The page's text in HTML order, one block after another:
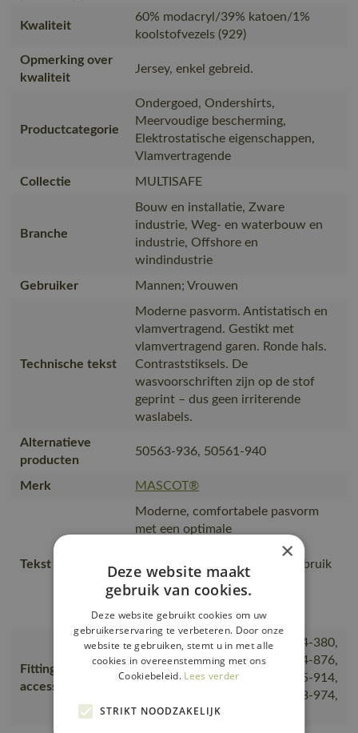
Kwaliteit
60% modacryl/39% katoen/1%
koolstofvezels (929)
Opmerking over
kwaliteit
Jersey, enkel gebreid.
Productcategorie
Ondergoed, Ondershirts,
Meervoudige bescherming,
Elektrostatische eigenschappen,
Vlamvertragende
Collectie
MULTISAFE
Branche
Bouw en installatie, Zware
industrie, Weg- en waterbouw en
industrie, Offshore en
windindustrie
Gebruiker
Mannen; Vrouwen
Technische tekst
Moderne pasvorm. Antistatisch en
vlamvertragend. Gestikt met
vlamvertragend garen. Ronde hals.
Contraststiksels. De
wasvoorschriften zijn op de stof
geprint – dus geen irriterende
waslabels.
Alternatieve
producten
50563-936, 50561-940
Merk MASCOT®
Tekst usp
Moderne, comfortabele pasvorm
met een optimale
bewegingsvrijheid., Langere
levensduur van naden door gebruik
van vlamwerend garen.,
Antistatische en vlamwerende
eigenschappen.
Fitting
accessories
00781-380, 50077-843, 50604-380,
18250-803, 18350-803, 50404-876,
50454-913, 20650-610, 50455-914,
50562-940, 18150-807, 50603-974,
00780-380
×
Deze website maakt
gebruik van cookies.
Deze website gebruikt cookies om uw
gebruikerservaring te verbeteren. Door onze
website te gebruiken, stemt u in met alle
cookies in overeenstemming met ons
Cookiebeleid. Lees verder
STRIKT NOODZAKELIJK